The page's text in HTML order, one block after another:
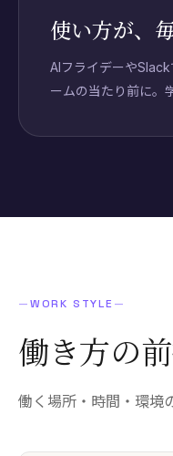
使い方が、
AIフライデーや
ームの当たり前に。
—WORK STYLE —
働き方の
働く場所・時間・環境